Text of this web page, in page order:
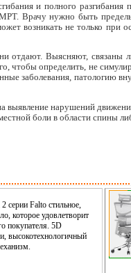
и полного
Врачу нужно быть
возникать не только при
отдают. Выясняют, связаны
определить, не
заболевания, патологию
выявление нарушений
боли в области спины
серии Falto стильное,
которое удовлетворит
покупателя. 5D
высокотехнологичный